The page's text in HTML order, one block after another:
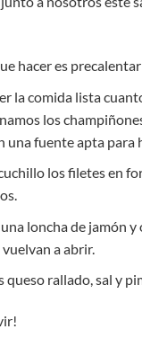
hacer es
la comida lista
los
una fuente apta para
los filetes en
loncha de jamón
a abrir.
queso rallado, sal y